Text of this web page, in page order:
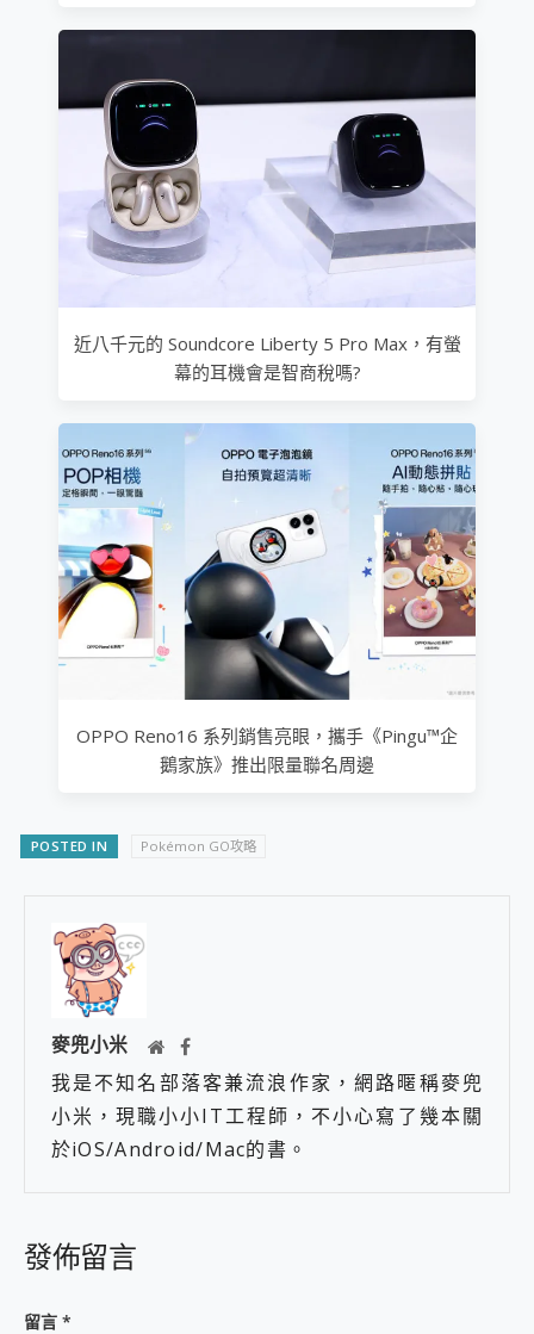
近八千元的 Soundcore Liberty 5 Pro Max，有螢
幕的耳機會是智商稅嗎?
OPPO Reno16 系列銷售亮眼，攜手《Pingu™企
鵝家族》推出限量聯名周邊
POSTED IN Pokémon GO攻略
麥兜小米
我是不知名部落客兼流浪作家，網路暱稱麥兜
小米，現職小小IT工程師，不小心寫了幾本關
於iOS/Android/Mac的書。
發佈留言
留言 *